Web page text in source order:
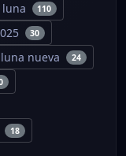
luna 110
30
luna nueva 24
18